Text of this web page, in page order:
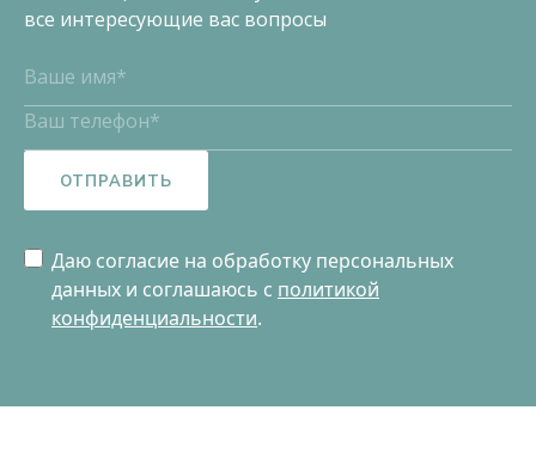
все интересующие вас вопросы
ОТПРАВИТЬ
Даю согласие на обработку персональных
данных и соглашаюсь c политикой
конфиденциальности.